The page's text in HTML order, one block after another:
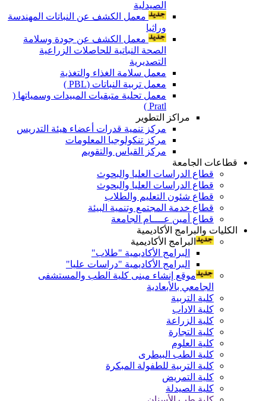
الصيدلية
معمل الكشف عن النباتات المهندسة
وراثيا
معمل الكشف عن جودة وسلامة
الصحة النباتية للحاصلات الزراعية
التصديرية
معمل سلامة الغذاء والتغذية
معمل تربية النباتات (PBL )
معمل تحلية متبقيات المبيدات وسمياتها (
Pratl )
مراكز التطوير
مركز تنمية قدرات أعضاء هيئة التدريس
مركز تنكولوجيا المعلومات
مركز القياس والتقويم
قطاعات الجامعة
قطاع الدراسات العليا والبحوث
قطاع الدراسات العليا والبحوث
قطاع شئون التعليم والطلاب
قطاع خدمة المجتمع وتنمية البيئة
قطاع أمين عــــام الجامعة
الكليات والبرامج الأكاديمية
البرامج الأكاديمية
البرامج الأكاديمية "طلاب"
البرامج الأكاديمية "دراسات عليا"
موقع إنشاء مبنى كلية الطب والمستشفى
الجامعي بالأبعادية
كلية التربية
كلية الاداب
كلية الزراعة
كلية التجارة
كلية العلوم
كلية الطب البيطرى
كلية التربية للطفولة المبكرة
كلية التمريض
كلية الصيدلة